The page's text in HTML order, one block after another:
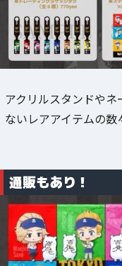
アクリルスタンドや
ないレアアイテムの数
通販もあり！